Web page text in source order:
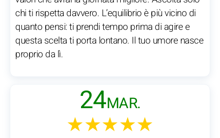
chi ti rispetta davvero. L’equilibrio è più vicino di
quanto pensi: ti prendi tempo prima di agire e
questa scelta ti porta lontano. Il tuo umore nasce
proprio da lì.
24MAR.
★★★★★